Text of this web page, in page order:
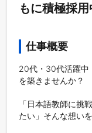
もに積極採
仕事概要
20代・30代活躍中
を築きませんか？
「日本語教師に挑
たい」そんな想い